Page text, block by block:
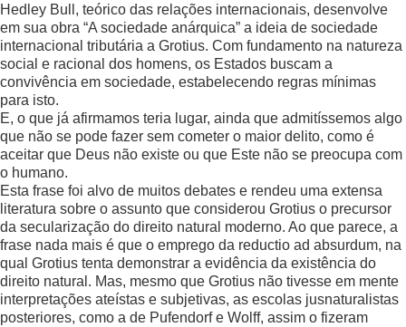
Hedley Bull, teórico das relações internacionais, desenvolve
em sua obra “A sociedade anárquica” a ideia de sociedade
internacional tributária a Grotius. Com fundamento na natureza
social e racional dos homens, os Estados buscam a
convivência em sociedade, estabelecendo regras mínimas
para isto.
E, o que já afirmamos teria lugar, ainda que admitíssemos algo
que não se pode fazer sem cometer o maior delito, como é
aceitar que Deus não existe ou que Este não se preocupa com
o humano.
Esta frase foi alvo de muitos debates e rendeu uma extensa
literatura sobre o assunto que considerou Grotius o precursor
da secularização do direito natural moderno. Ao que parece, a
frase nada mais é que o emprego da reductio ad absurdum, na
qual Grotius tenta demonstrar a evidência da existência do
direito natural. Mas, mesmo que Grotius não tivesse em mente
interpretações ateístas e subjetivas, as escolas jusnaturalistas
posteriores, como a de Pufendorf e Wolff, assim o fizeram